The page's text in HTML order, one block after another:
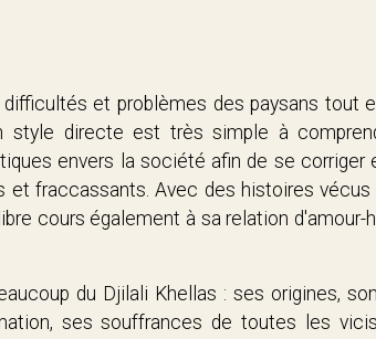
et problèmes des paysans tout
style directe est très simple à
envers la société afin de se corriger
et fraccassants. Avec des histoires
cours également à sa relation d'amour-
du Djilali Khellas : ses origines,
ses souffrances de toutes les